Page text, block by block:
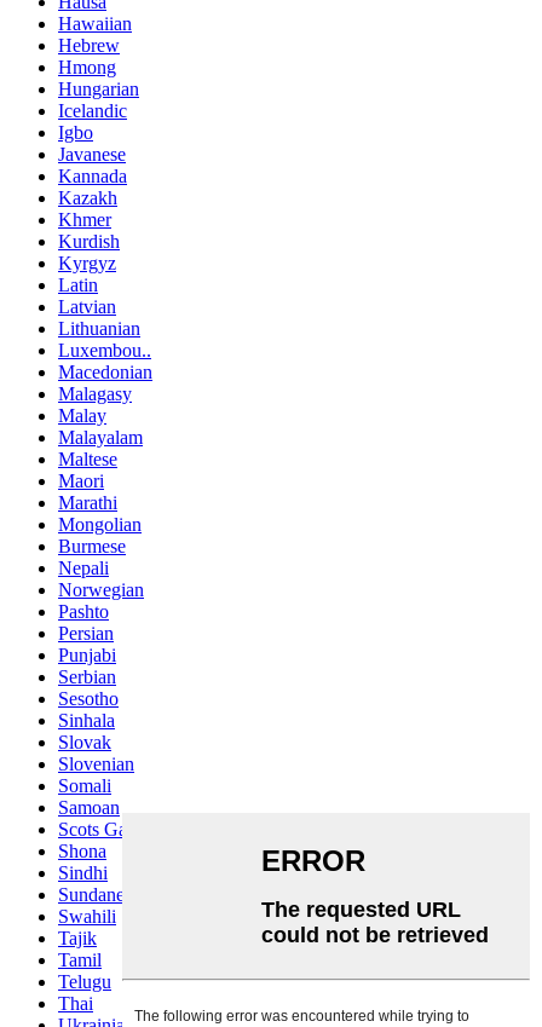
Hawaiian
Hebrew
Hmong
Hungarian
Icelandic
Igbo
Javanese
Kannada
Kazakh
Khmer
Kurdish
Kyrgyz
Latin
Latvian
Lithuanian
Luxembou..
Macedonian
Malagasy
Malay
Malayalam
Maltese
Maori
Marathi
Mongolian
Burmese
Nepali
Norwegian
Pashto
Persian
Punjabi
Serbian
Sesotho
Sinhala
Slovak
Slovenian
Somali
Samoan
Scots Gaelic
Shona
Sindhi
Sundanese
Swahili
Tajik
Tamil
Telugu
Thai